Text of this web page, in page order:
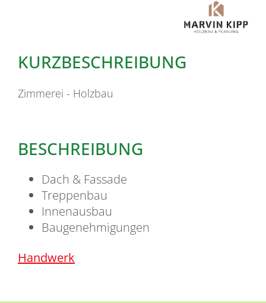
KURZBESCHREIBUNG
Zimmerei - Holzbau
BESCHREIBUNG
Dach & Fassade
Treppenbau
Innenausbau
Baugenehmigungen
Handwerk